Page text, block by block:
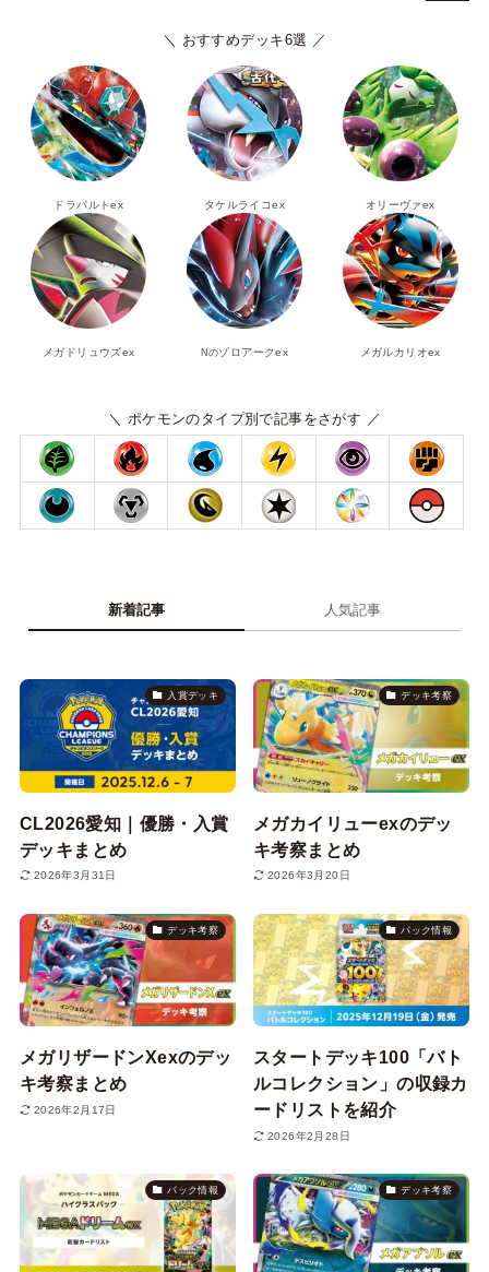
＼ おすすめデッキ6選 ／
ドラパルトex タケルライコex オリーヴァex
メガドリュウズex Nのゾロアークex メガルカリオex
＼ ポケモンのタイプ別で記事をさがす ／
新着記事 人気記事
入賞デッキ
CL2026愛知｜優勝・入賞
デッキまとめ
2026年3月31日
デッキ考察
メガカイリューexのデッ
キ考察まとめ
2026年3月20日
デッキ考察
メガリザードンXexのデッ
キ考察まとめ
2026年2月17日
パック情報
スタートデッキ100「バト
ルコレクション」の収録カ
ードリストを紹介
2026年2月28日
パック情報 デッキ考察